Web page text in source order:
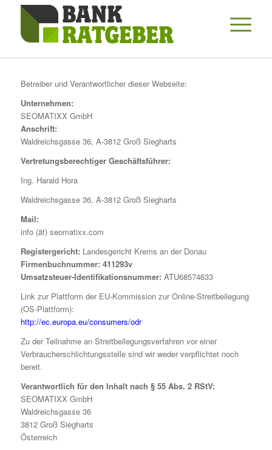
Betreiber und Verantwortlicher dieser Webseite:
Unternehmen:
SEOMATIXX GmbH
Anschrift:
Waldreichsgasse 36, A-3812 Groß Siegharts
Vertretungsberechtiger Geschäftsführer:
Ing. Harald Hora
Waldreichsgasse 36, A-3812 Groß Siegharts
Mail:
info (ät) seomatixx.com
Registergericht: Landesgericht Krems an der Donau
Firmenbuchnummer: 411293v
Umsatzsteuer-Identifikationsnummer: ATU68574633
Link zur Plattform der EU-Kommission zur Online-Streitbeilegung
(OS-Plattform):
http://ec.europa.eu/consumers/odr
Zu der Teilnahme an Streitbeilegungsverfahren vor einer
Verbraucherschlichtungsstelle sind wir weder verpflichtet noch
bereit.
Verantwortlich für den Inhalt nach § 55 Abs. 2 RStV:
SEOMATIXX GmbH
Waldreichsgasse 36
3812 Groß Siegharts
Österreich